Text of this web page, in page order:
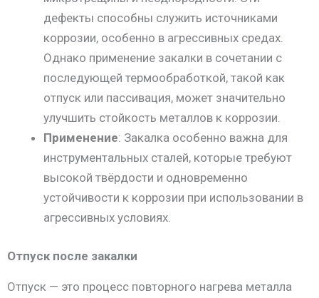
дефекты способны служить источниками
коррозии, особенно в агрессивных средах.
Однако применение закалки в сочетании с
последующей термообработкой, такой как
отпуск или пассивация, может значительно
улучшить стойкость металлов к коррозии.
Применение: Закалка особенно важна для
инструментальных сталей, которые требуют
высокой твёрдости и одновременно
устойчивости к коррозии при использовании в
агрессивных условиях.
Отпуск после закалки
Отпуск — это процесс повторного нагрева металла